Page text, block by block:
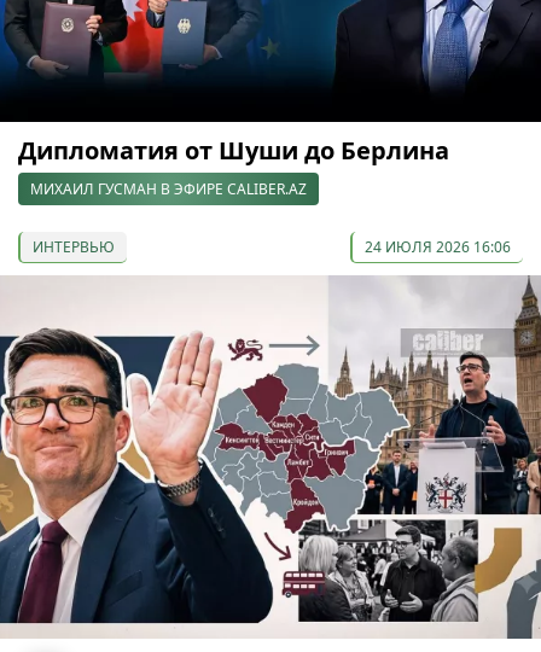
Дипломатия от Шуши до Берлина
МИХАИЛ ГУСМАН В ЭФИРЕ CALIBER.AZ
ИНТЕРВЬЮ 24 ИЮЛЯ 2026 16:06